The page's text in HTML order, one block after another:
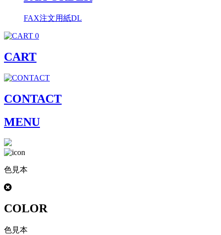
FAX注文用紙DL
0
CART
CONTACT
MENU
色見本
COLOR
色見本